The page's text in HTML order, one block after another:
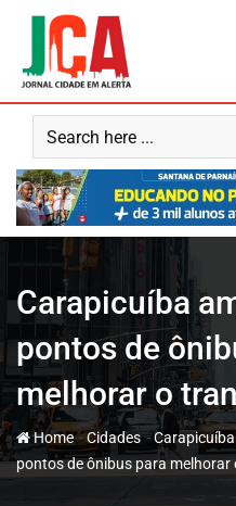
content
Carapicuíba
pontos de
melhorar o
Home-Cidades-Carapicuíba
pontos de ônibus para